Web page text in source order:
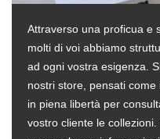
Attraverso una proficua e
molti di voi abbiamo
ad ogni vostra esigenza.
nostri store, pensati
in piena libertà per
vostro cliente le